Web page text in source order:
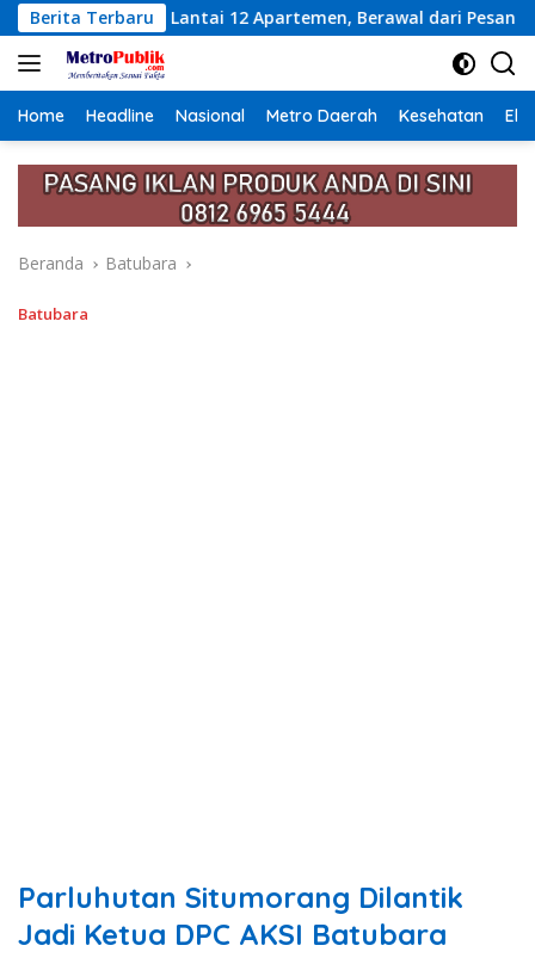
Langsung
ke
konten
Berita Terbaru
Apartemen, Berawal dari Pesan Wanita Lewat Aplikasi
Home Headline Nasional Metro Daerah Kesehatan
Beranda Batubara
Batubara
Parluhutan Situmorang Dilantik
Jadi Ketua DPC AKSI Batubara